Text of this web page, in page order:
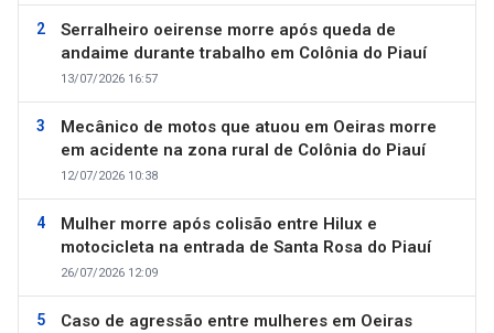
Serralheiro oeirense morre após queda de
andaime durante trabalho em Colônia do Piauí
13/07/2026 16:57
Mecânico de motos que atuou em Oeiras morre
em acidente na zona rural de Colônia do Piauí
12/07/2026 10:38
Mulher morre após colisão entre Hilux e
motocicleta na entrada de Santa Rosa do Piauí
26/07/2026 12:09
Caso de agressão entre mulheres em Oeiras